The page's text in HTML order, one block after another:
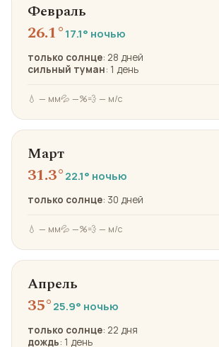
Февраль
26.1°17.1° ночью
только солнце: 28 дней
сильный туман: 1 день
💧 — мм💦 —%💨 — м/с
Март
31.3°22.1° ночью
только солнце: 30 дней
💧 — мм💦 —%💨 — м/с
Апрель
35°25.9° ночью
только солнце: 22 дня
дождь: 1 день